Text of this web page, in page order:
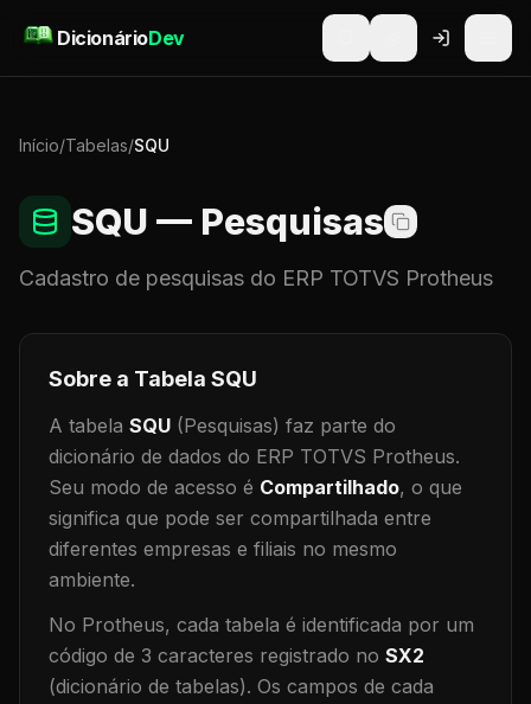
DicionárioDev
Início/Tabelas/SQU
SQU — Pesquisas
Cadastro de pesquisas do ERP TOTVS Protheus
Sobre a Tabela SQU
A tabela SQU (Pesquisas) faz parte do
dicionário de dados do ERP TOTVS Protheus.
Seu modo de acesso é Compartilhado, o que
significa que pode ser compartilhada entre
diferentes empresas e filiais no mesmo
ambiente.
No Protheus, cada tabela é identificada por um
código de 3 caracteres registrado no SX2
(dicionário de tabelas). Os campos de cada